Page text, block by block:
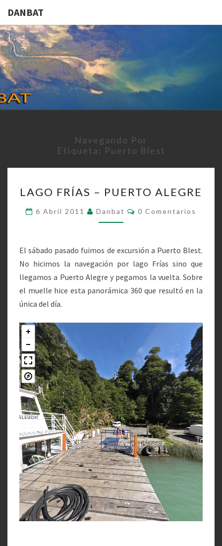
DANBAT
DANBAT
Navegando Por
Etiqueta: Puerto Blest
FRÍAS
–
PUERTO
LAGO FRÍAS – PUERTO ALEGRE
6 Abril 2011 Danbat Comentarios
0 Comentarios
El sábado pasado fuimos de excursión a Puerto Blest.
No hicimos la navegación por lago Frías sino que
llegamos a Puerto Alegre y pegamos la vuelta. Sobre
el muelle hice esta panorámica 360 que resultó en la
única del día.